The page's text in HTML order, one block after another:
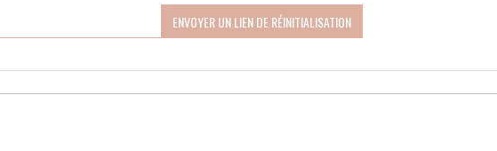
ENVOYER UN LIEN DE RÉINITIALISATION